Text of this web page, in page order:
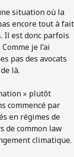
situation où la
encore tout à fait
Il est donc parfois
je l’ai
pas des avocats
là.
» plutôt
commencé par
en régimes de
de common law
climatique.